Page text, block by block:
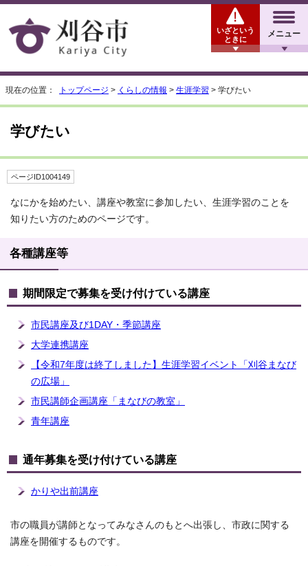
メニュー
いざという
ときに
現在の位置： トップページ > くらしの情報 > 生涯学習 > 学びたい
学びたい
ページID1004149
なにかを始めたい、講座や教室に参加したい、生涯学習のことを
知りたい方のためのページです。
各種講座等
期間限定で募集を受け付けている講座
市民講座及び1DAY・季節講座
大学連携講座
【令和7年度は終了しました】生涯学習イベント「刈谷まなび
の広場」
市民講師企画講座「まなびの教室」
青年講座
通年募集を受け付けている講座
かりや出前講座
市の職員が講師となってみなさんのもとへ出張し、市政に関する
講座を開催するものです。